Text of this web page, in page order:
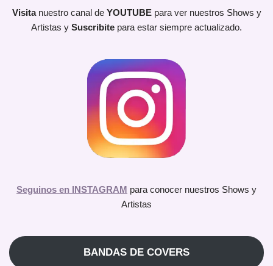
Visita nuestro canal de YOUTUBEpara ver nuestros Shows y
Artistas y Suscribite para estar siempre actualizado.
Seguinos en INSTAGRAM para conocer nuestros Shows y
Artistas
BANDAS DE COVERS